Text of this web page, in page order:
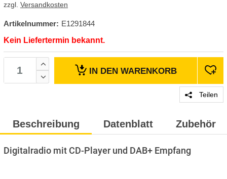
zzgl. Versandkosten
Artikelnummer: E1291844
Kein Liefertermin bekannt.
IN DEN WARENKORB
Teilen
Beschreibung Datenblatt Zubehör
Digitalradio mit CD-Player und DAB+ Empfang